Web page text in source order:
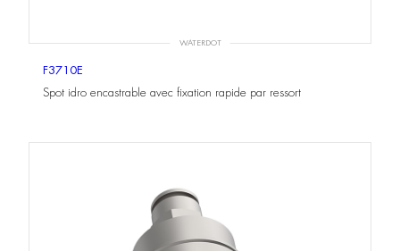
WATERDOT
F3710E
Spot idro encastrable avec fixation rapide par ressort